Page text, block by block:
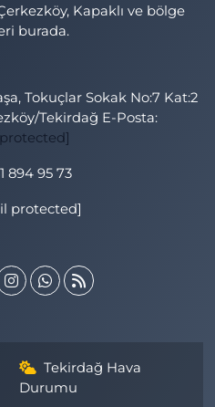
Kapaklı ve bölge
burada.
Tokuçlar Sokak No:7 Kat:2
Tekirdağ E-Posta:
894 95 73
protected]
Tekirdağ Hava
Durumu